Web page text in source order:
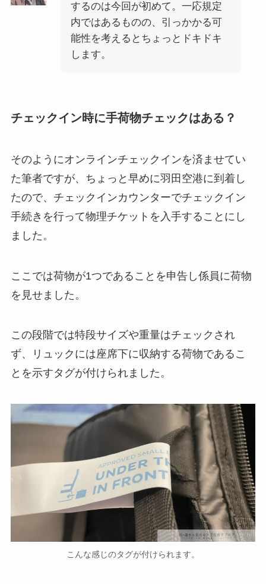
するのは今回が初めて。一応規定
内ではあるものの、引っかかる可
能性を考えるとちょっとドキドキ
します。
チェックイン時に手荷物チェックはある？
そのようにオンラインチェックインを済ませてい
た筆者ですが、ちょっと早めに羽田空港に到着し
たので、チェックインカウンターでチェックイン
手続きを行って物理チケットを入手することにし
ました。
ここでは荷物が1つであることを申告し係員に荷物
を見せました。
この段階では特段サイズや重量はチェックされ
ず、リュックには座席下に収納する荷物であるこ
とを示すタグが付けられました。
こんな感じのタグが付けられます。